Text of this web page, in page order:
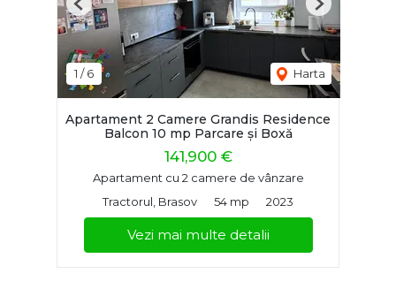
1 /6 Harta
Previous Next
Apartament 2 Camere Grandis Residence
Balcon 10 mp Parcare și Boxă
141,900 €
Apartament cu 2 camere de vânzare
Tractorul, Brasov
54 mp 2023
Vezi mai multe detalii